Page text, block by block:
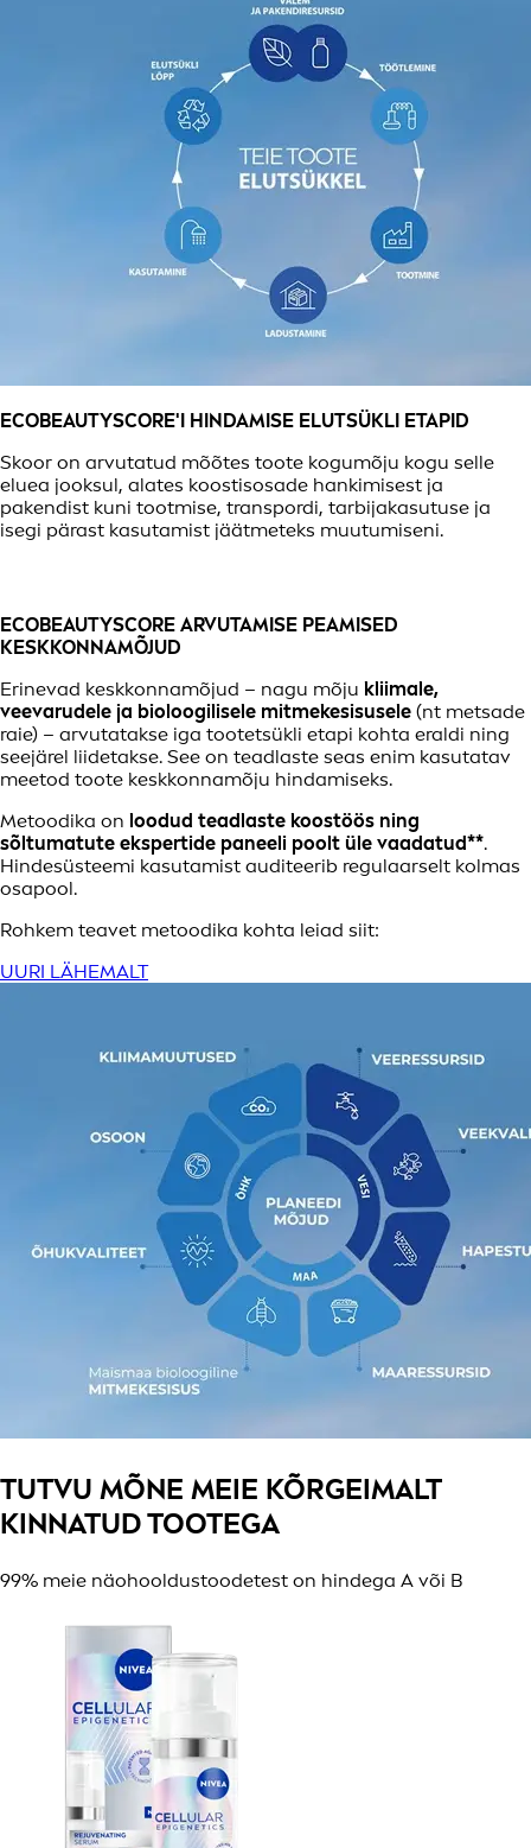
ECOBEAUTYSCORE'I HINDAMISE ELUTSÜKLI ETAPID
Skoor on arvutatud mõõtes toote kogumõju kogu selle
eluea jooksul, alates koostisosade hankimisest ja
pakendist kuni tootmise, transpordi, tarbijakasutuse ja
isegi pärast kasutamist jäätmeteks muutumiseni.
ECOBEAUTYSCORE ARVUTAMISE PEAMISED
KESKKONNAMÕJUD
Erinevad keskkonnamõjud – nagu mõju kliimale,
veevarudele ja bioloogilisele mitmekesisusele (nt metsade
raie) – arvutatakse iga tootetsükli etapi kohta eraldi ning
seejärel liidetakse. See on teadlaste seas enim kasutatav
meetod toote keskkonnamõju hindamiseks.
Metoodika on loodud teadlaste koostöös ning
sõltumatute ekspertide paneeli poolt üle vaadatud**.
Hindesüsteemi kasutamist auditeerib regulaarselt kolmas
osapool.
Rohkem teavet metoodika kohta leiad siit:
UURI LÄHEMALT
TUTVU MÕNE MEIE KÕRGEIMALT
KINNATUD TOOTEGA
99% meie näohooldustoodetest on hindega A või B